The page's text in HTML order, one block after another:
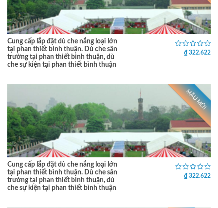
Cung cấp lắp đặt dù che nắng loại lớn
tại phan thiết bình thuận. Dù che sân
trường tại phan thiết bình thuận, dù
che sự kiện tại phan thiết bình thuận
₫ 322.622
MẪU MỚI
Cung cấp lắp đặt dù che nắng loại lớn
tại phan thiết bình thuận. Dù che sân
trường tại phan thiết bình thuận, dù
che sự kiện tại phan thiết bình thuận
₫ 322.622